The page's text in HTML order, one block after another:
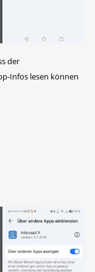
der
Infos lesen können